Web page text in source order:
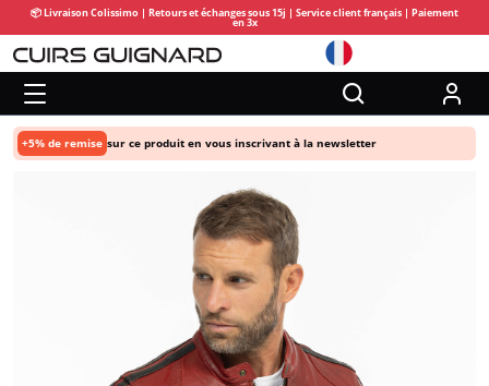
📦 Livraison Colissimo | Retours et échanges sous 15j | Service client français | Paiement
en 3x
+5% de remise sur ce produit en vous inscrivant à la newsletter